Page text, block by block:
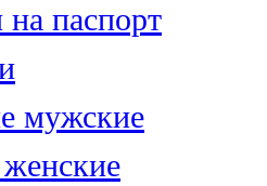
паспорт
мужские